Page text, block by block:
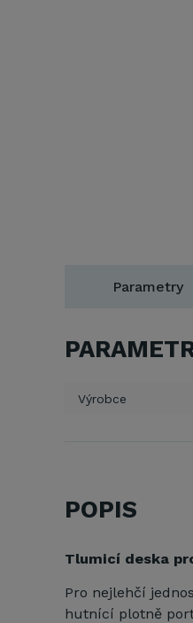
Parametry
Výrobce
POPIS
Tlumicí deska
Pro nejlehčí
hutnící plotně